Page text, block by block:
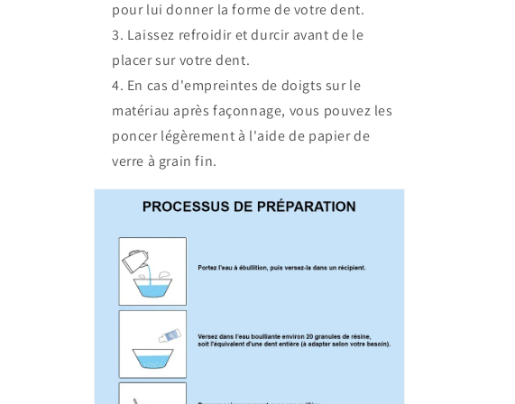
pour lui donner la forme de votre dent.
Laissez refroidir et durcir avant de le
placer sur votre dent.
En cas d'empreintes de doigts sur le
matériau après façonnage, vous pouvez les
poncer légèrement à l'aide de papier de
verre à grain fin.